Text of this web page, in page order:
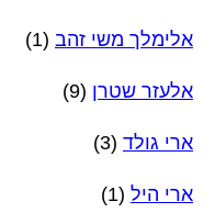
אלימלך משי זהב (1)
אלעזר שטרן (9)
ארי גולד (3)
ארי היל (1)